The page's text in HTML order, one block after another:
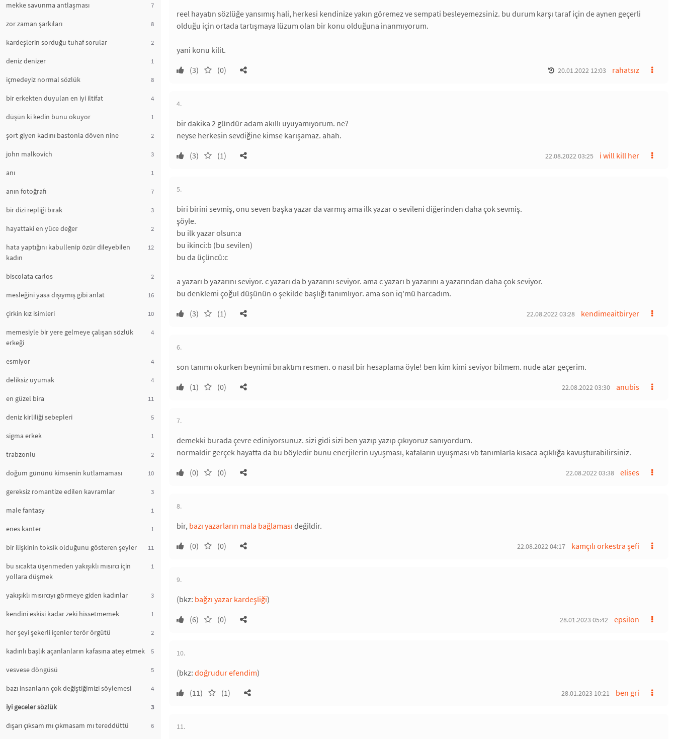
mekke savunma antlaşması 7
zor zaman şarkıları 8
kardeşlerin sorduğu tuhaf sorular 2
deniz denizer 1
içmedeyiz normal sözlük 8
bir erkekten duyulan en iyi iltifat 4
düşün ki kedin bunu okuyor 1
şort giyen kadını bastonla döven nine 2
john malkovich 3
anı 1
anın fotoğrafı 7
bir dizi repliği bırak 3
hayattaki en yüce değer 2
hata yaptığını kabullenip özür dileyebilen
kadın
12
biscolata carlos 2
mesleğini yasa dışıymış gibi anlat 16
çirkin kız isimleri 10
memesiyle bir yere gelmeye çalışan sözlük
erkeği
4
esmiyor 4
deliksiz uyumak 4
en güzel bira 11
deniz kirliliği sebepleri 5
sigma erkek 1
trabzonlu 2
doğum gününü kimsenin kutlamaması 10
gereksiz romantize edilen kavramlar 3
male fantasy 1
enes kanter 1
bir ilişkinin toksik olduğunu gösteren şeyler 11
bu sıcakta üşenmeden yakışıklı mısırcı için
yollara düşmek
1
yakışıklı mısırcıyı görmeye giden kadınlar 3
kendini eskisi kadar zeki hissetmemek 1
her şeyi şekerli içenler terör örgütü 2
kadınlı başlık açanlanların kafasına ateş etmek 5
vesvese döngüsü 5
bazı insanların çok değiştiğimizi söylemesi 4
iyi geceler sözlük 3
dışarı çıksam mı çıkmasam mı tereddüttü 6
reel hayatın sözlüğe yansımış hali, herkesi kendinize yakın göremez ve sempati besleyemezsiniz. bu durum karşı taraf için de aynen geçerli
olduğu için ortada tartışmaya lüzum olan bir konu olduğuna inanmıyorum.
yani konu kilit.
(3)
(0) rahatsız
20.01.2022 12:03
4.
bir dakika 2 gündür adam akıllı uyuyamıyorum. ne?
neyse herkesin sevdiğine kimse karışamaz. ahah.
(3)
(1) i will kill her
22.08.2022 03:25
5.
biri birini sevmiş, onu seven başka yazar da varmış ama ilk yazar o sevileni diğerinden daha çok sevmiş.
şöyle.
bu ilk yazar olsun:a
bu ikinci:b (bu sevilen)
bu da üçüncü:c
a yazarı b yazarını seviyor. c yazarı da b yazarını seviyor. ama c yazarı b yazarını a yazarından daha çok seviyor.
bu denklemi çoğul düşünün o şekilde başlığı tanımlıyor. ama son iq'mü harcadım.
(3)
(1) kendimeaitbiryer
22.08.2022 03:28
6.
son tanımı okurken beynimi bıraktım resmen. o nasıl bir hesaplama öyle! ben kim kimi seviyor bilmem. nude atar geçerim.
(1)
(0) anubis
22.08.2022 03:30
7.
demekki burada çevre ediniyorsunuz. sizi gidi sizi ben yazıp yazıp çıkıyoruz sanıyordum.
normaldir gerçek hayatta da bu böyledir bunu enerjilerin uyuşması, kafaların uyuşması vb tanımlarla kısaca açıklığa kavuşturabilirsiniz.
(0)
(0) elises
22.08.2022 03:38
8.
bir, bazı yazarların mala bağlaması değildir.
(0)
(0) kamçılı orkestra şefi
22.08.2022 04:17
9.
(bkz: bağzı yazar kardeşliği)
(6)
(0) epsilon
28.01.2023 05:42
10.
(bkz: doğrudur efendim)
(11)
(1) ben gri
28.01.2023 10:21
11.